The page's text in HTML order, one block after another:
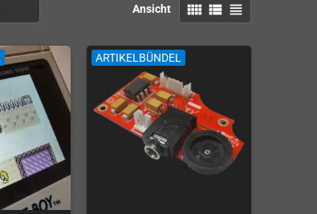
Ansicht view_comfy view_list view_headline
ARTIKELBÜNDEL